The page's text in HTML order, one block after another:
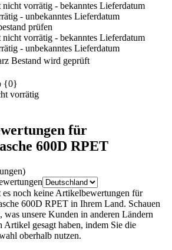
nicht vorrätig - bekanntes Lieferdatum
- unbekanntes Lieferdatum
prüfen
nicht vorrätig - bekanntes Lieferdatum
- unbekanntes Lieferdatum
Bestand wird geprüft
{0}
vorrätig
für
600D RPET
noch keine Artikelbewertungen für
600D RPET in Ihrem Land. Schauen
was unsere Kunden in anderen Ländern
Artikel gesagt haben, indem Sie die
oberhalb nutzen.